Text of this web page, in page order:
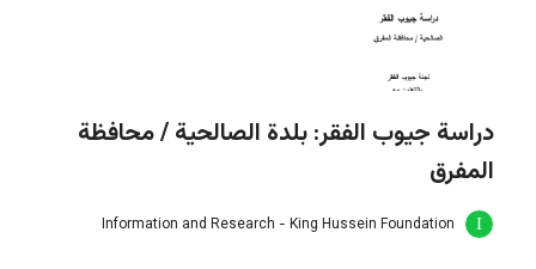
دراسة جيوب الفقر: بلدة الصالحية / محافظة
المفرق
Information and Research - King Hussein Foundation